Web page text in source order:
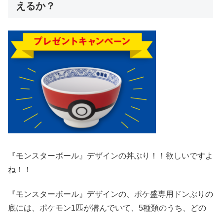
えるか？
『モンスターボール』デザインの丼ぶり！！欲しいですよ
ね！！
『モンスターボール』デザインの、ポケ盛専用ドンぶりの
底には、ポケモン1匹が潜んでいて、5種類のうち、どの